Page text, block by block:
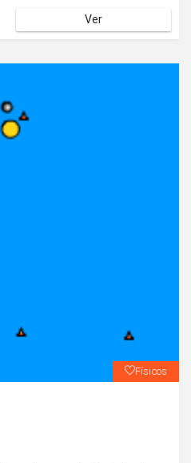
Ver
Físicos